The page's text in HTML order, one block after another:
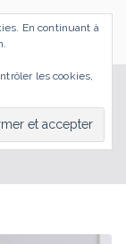
En continuant à
les cookies,